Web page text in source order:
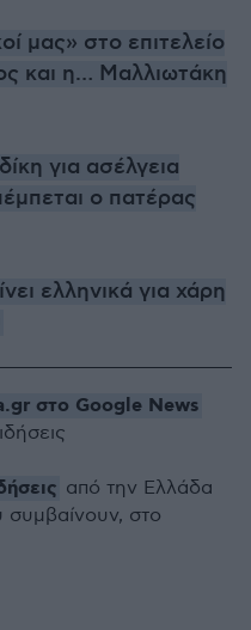
μας» στο επιτελείο
και η… Μαλλιωτάκη
για ασέλγεια
ο πατέρας
ελληνικά για χάρη
στο Google News
από την Ελλάδα
συμβαίνουν, στο